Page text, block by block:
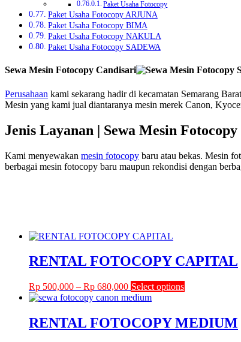
Paket Usaha Fotocopy
Paket Usaha Fotocopy ARJUNA
Paket Usaha Fotocopy BIMA
Paket Usaha Fotocopy NAKULA
Paket Usaha Fotocopy SADEWA
Sewa Mesin Fotocopy Candisari
Perusahaan kami sekarang hadir di kecamatan Semarang
Mesin yang kami jual diantaranya mesin merek Canon,
Jenis Layanan | Sewa Mesin
Kami menyewakan mesin fotocopy baru atau bekas. Mesin
berbagai mesin fotocopy baru maupun rekondisi dengan
RENTAL FOTOCOPY CAPITAL
Rp 500,000 – Rp 680,000Price
range:
through
Rp 680,000
Select options
multiple
variants.
RENTAL FOTOCOPY MEDIUM